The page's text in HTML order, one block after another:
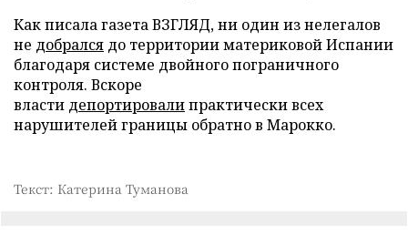
Как писала газета ВЗГЛЯД, ни один из нелегалов
не добрался до территории материковой Испании
благодаря системе двойного пограничного
контроля. Вскоре
власти депортировалипрактически всех
нарушителей границы обратно в Марокко.
Текст: Катерина Туманова